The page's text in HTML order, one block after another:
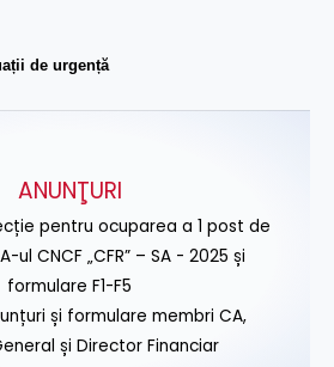
de urgență
ANUNŢURI
pentru ocuparea a 1 post de
ul CNCF „CFR” – SA - 2025 și
formulare F1-F5
și formulare membri CA,
și Director Financiar